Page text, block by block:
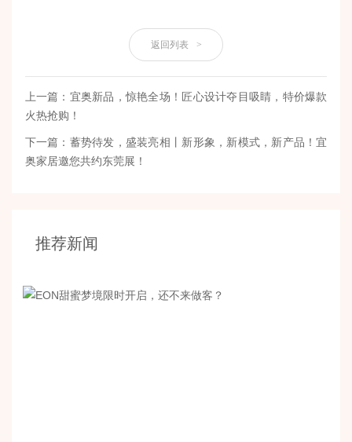
返回列表 >
上一篇：宜奥新品，惊艳全场！匠心设计夺目吸睛，特价爆款
火热抢购！
下一篇：蓄势待发，盛装亮相丨新形象，新模式，新产品！宜
奥家居邀您共约东莞展！
推荐新闻